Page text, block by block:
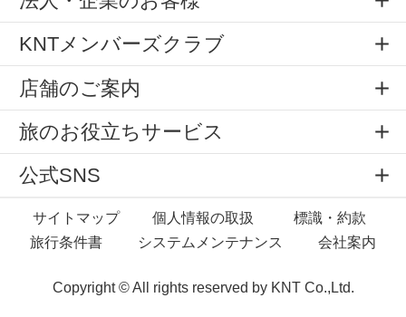
KNTメンバーズクラブ
店舗のご案内
旅のお役立ちサービス
公式SNS
サイトマップ 個人情報の取扱
標識・約款
旅行条件書
システムメンテナンス 会社案内
Copyright © All rights reserved by KNT Co.,Ltd.